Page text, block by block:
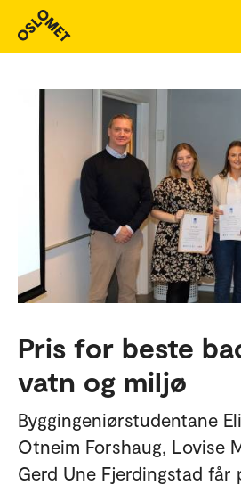
Pris for beste
vatn og miljø
Byggingeniørstudentane
Otneim Forshaug, Lovise
Gerd Une Fjerdingstad får